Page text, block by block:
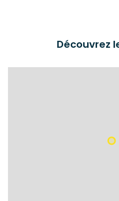
Découvrez